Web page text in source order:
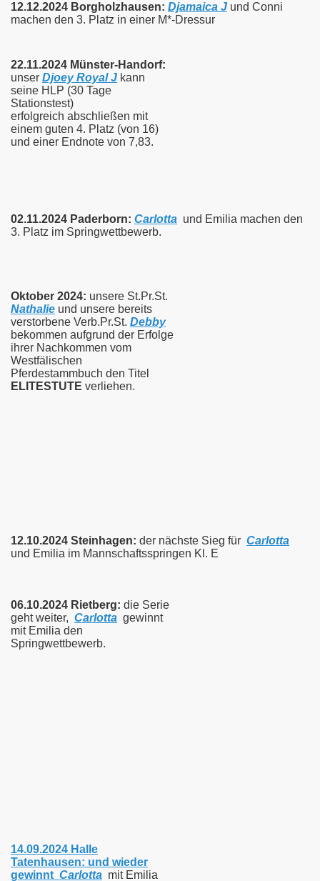
12.12.2024 Borgholzhausen: Djamaica J und Conni
machen den 3. Platz in einer M*-Dressur
22.11.2024 Münster-Handorf:
unser Djoey Royal J kann
seine HLP (30 Tage
Stationstest)
erfolgreich abschließen mit
einem guten 4. Platz (von 16)
und einer Endnote von 7,83.
02.11.2024 Paderborn: Carlotta und Emilia machen den
3. Platz im Springwettbewerb.
Oktober 2024: unsere St.Pr.St.
Nathalie und unsere bereits
verstorbene Verb.Pr.St. Debby
bekommen aufgrund der Erfolge
ihrer Nachkommen vom
Westfälischen
Pferdestammbuch den Titel
ELITESTUTE verliehen.
12.10.2024 Steinhagen: der nächste Sieg für Carlotta
und Emilia im Mannschaftsspringen Kl. E
06.10.2024 Rietberg: die Serie
geht weiter, Carlotta gewinnt
mit Emilia den
Springwettbewerb.
14.09.2024 Halle
Tatenhausen: und wieder
gewinnt Carlotta mit Emilia